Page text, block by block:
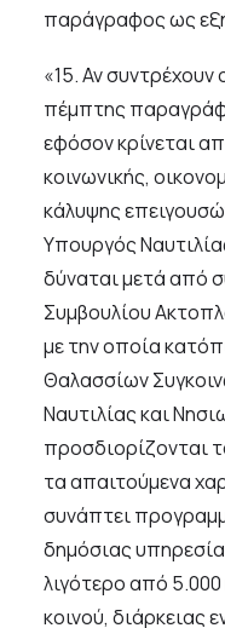
παράγραφος ως
«15. Αν
πέμπτης
εφόσον κρίνεται
κοινωνικής,
κάλυψης
Υπουργός
δύναται μετά από
Συμβουλίου
με την οποία
Θαλασσίων
Ναυτιλίας και
προσδιορίζονται
τα απαιτούμενα
συνάπτει
δημόσιας
λιγότερο από
κοινού, διάρκειας